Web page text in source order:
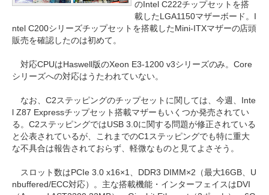
のIntel C222チップセットを搭
載したLGA1150マザーボード。I
ntel C200シリーズチップセットを搭載したMini-ITXマザーの店頭
販売を確認したのは初めて。
対応CPUはHaswell版のXeon E3-1200 v3シリーズのみ。Core
シリーズへの対応はうたわれていない。
なお、C2ステッピングのチップセットに関しては、今週、Inte
l Z87 Expressチップセット搭載マザーもいくつか発売されてい
る。C2ステッピングではUSB 3.0に関する問題が修正されている
と公表されているが、これまでのC1ステッピングでも特に重大
な不具合は報告されておらず、軽微なものと見てよさそう。
スロット数はPCIe 3.0 x16×1、DDR3 DIMM×2（最大16GB、U
nbuffered/ECC対応）。主な搭載機能・インターフェイスはDVI